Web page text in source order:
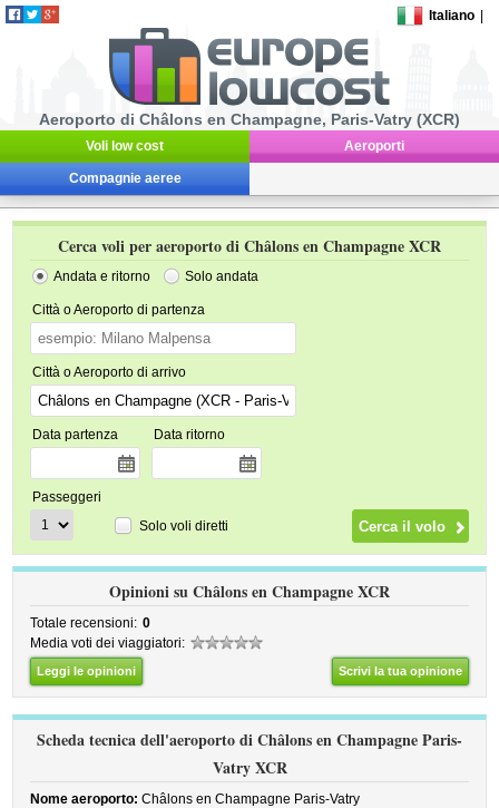
Italiano
Aeroporto di Châlons en Champagne, Paris-Vatry (XCR)
Voli low cost Aeroporti
Compagnie aeree
Cerca voli per aeroporto di Châlons en Champagne XCR
Andata e ritorno Solo andata
Città o Aeroporto di partenza
Città o Aeroporto di arrivo
Data partenza Data ritorno
Passeggeri
Solo voli diretti
Opinioni su Châlons en Champagne XCR
Totale recensioni: 0
Media voti dei viaggiatori:
Leggi le opinioni Scrivi la tua opinione
Scheda tecnica dell'aeroporto di Châlons en Champagne Paris-
Vatry XCR
Nome aeroporto: Châlons en Champagne Paris-Vatry